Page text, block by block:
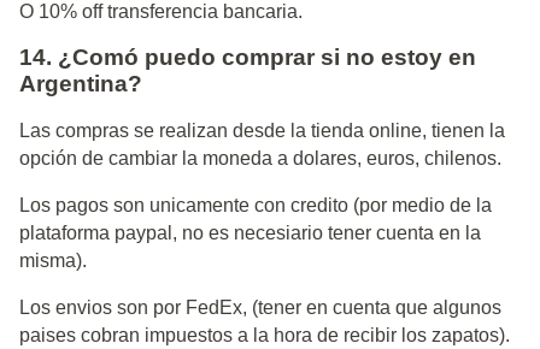
O 10% off transferencia bancaria.
14. ¿Comó puedo comprar si no estoy en
Argentina?
Las compras se realizan desde la tienda online, tienen la
opción de cambiar la moneda a dolares, euros, chilenos.
Los pagos son unicamente con credito (por medio de la
plataforma paypal, no es necesiario tener cuenta en la
misma).
Los envios son por FedEx, (tener en cuenta que algunos
paises cobran impuestos a la hora de recibir los zapatos).